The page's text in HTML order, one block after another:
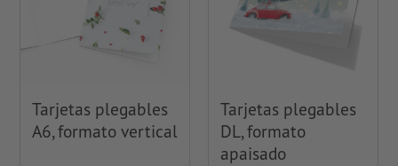
Tarjetas plegables
A6, formato vertical
Tarjetas plegables
DL, formato
apaisado